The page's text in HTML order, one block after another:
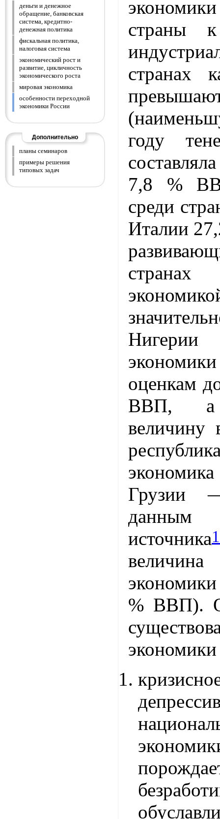
деньги и денежное
обращение, банковская
система, кредитно-
денежная политика
фискальная политика,
налоговая система
экономический рост и
развитие, цикличность
экономического роста
мировая экономика
особенности переходной
экономики России
Дополнительно
планы семинаров
примеры решения
типовых задач
страны
странах
году
7,8 %
среди
Италии
странах
Нигерии
оценкам
ВВП, а
величину
источника1
% ВВП).